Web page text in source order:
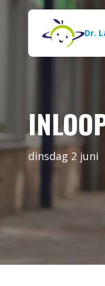
Naar de inhoud
Dr.
dinsdag 2 juni